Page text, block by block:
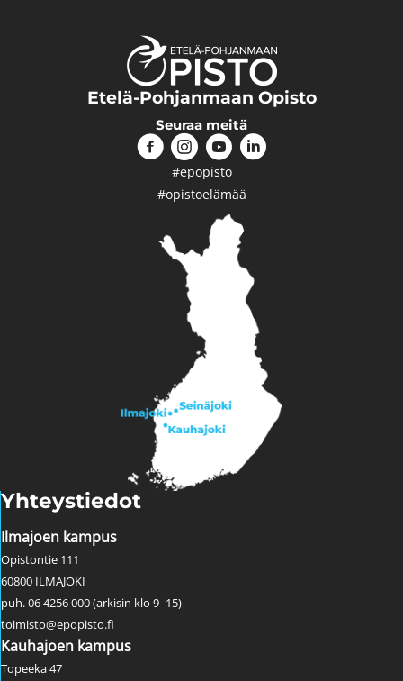
Etelä-Pohjanmaan Opisto
Seuraa meitä
#epopisto
#opistoelämää
Yhteystiedot
Ilmajoen kampus
Opistontie 111
60800 ILMAJOKI
puh. 06 4256 000 (arkisin klo 9–15)
toimisto@epopisto.fi
Kauhajoen kampus
Topeeka 47